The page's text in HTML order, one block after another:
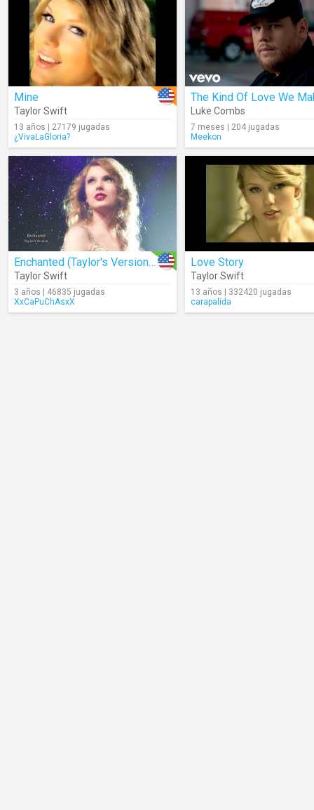
Mine
Taylor Swift
13 años | 27179 jugadas
¿VivaLaGloria?
The Kind Of Love We
Luke Combs
7 meses | 204 jugadas
Meekon
Enchanted (Taylor's Version) (Lyrics)
Taylor Swift
3 años | 46835 jugadas
XxCaPuChAsxX
Love Story
Taylor Swift
13 años | 332420 jugadas
carapalida